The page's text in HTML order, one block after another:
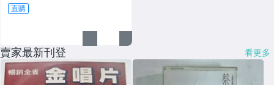
直購
賣家最新刊登 看更多